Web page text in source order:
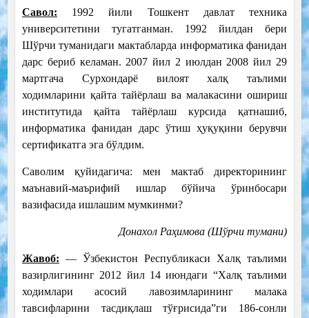
Савол: 1992 йили Тошкент давлат техника
университетини тугатганман. 1992 йилдан бери
Шўрчи туманидаги мактабларда информатика фанидан
дарс бериб келаман. 2007 йил 2 июлдан 2008 йил 29
мартгача Сурхондарё вилоят халқ таълими
ходимларини қайта тайёрлаш ва малакасини ошириш
институтида қайта тайёрлаш курсида қатнашиб,
информатика фанидан дарс ўтиш ҳуқуқини берувчи
сертификатга эга бўлдим.
Саволим қуйидагича: мен мактаб директорининг
маънавий-маърифий ишлар бўйича ўринбосари
вазифасида ишлашим мумкинми?
Донахол Раҳимова (Шўрчи тумани)
Жавоб: — Ўзбекистон Республикаси Халқ таълими
вазирлигининг 2012 йил 14 июндаги “Халқ таълими
ходимлари асосий лавозимларининг малака
тавсифларини тасдиқлаш тўғрисида”ги 186-сонли